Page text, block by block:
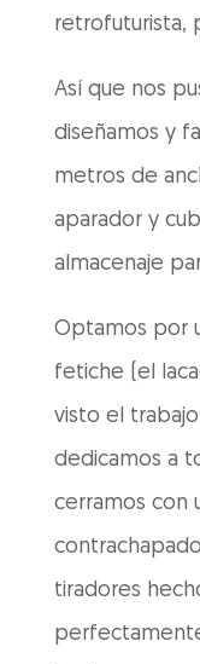
retrofuturista,
Así que nos
diseñamos y
metros de
aparador y
almacenaje
Optamos por
fetiche (el
visto el
dedicamos a
cerramos con
tiradores